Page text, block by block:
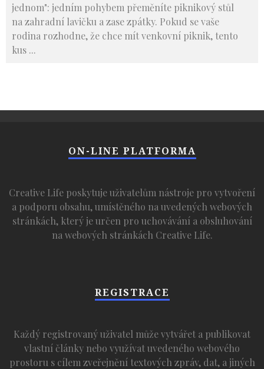
jednom": jedním pohybem přeměníte piknikový stůl
na zahradní lavičku a zase zpátky. Pokud se vaše
rodina rozhodne, že chce mít venkovní piknik, tento
kus ...
ON-LINE PLATFORMA
Creative Life poskytuje uživatelům nástroje pro vytvoření
a podporu obsahu, umístěného na uvedených webových
stránkách, který je určen pro uchovávání a obsluhování
na webových stránkách Creative Life.
REGISTRACE
Každý registrovaný uživatel může vytvářet a publikovat
vlastní články nebo využívat uvedeného webového
prostoru s cílem zveřejnění textových zpráv, dat, a jiných